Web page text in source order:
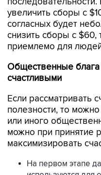
увеличить сборы с
согласных будет
снизить сборы с $60,
приемлемо для
Общественные
счастливыми
Если рассматривать
полезности, то
или иного
можно при принятие
максимизировать
На первом этапе